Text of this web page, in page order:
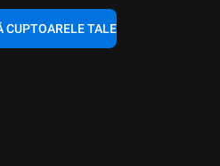
CUPTOARELE TALE